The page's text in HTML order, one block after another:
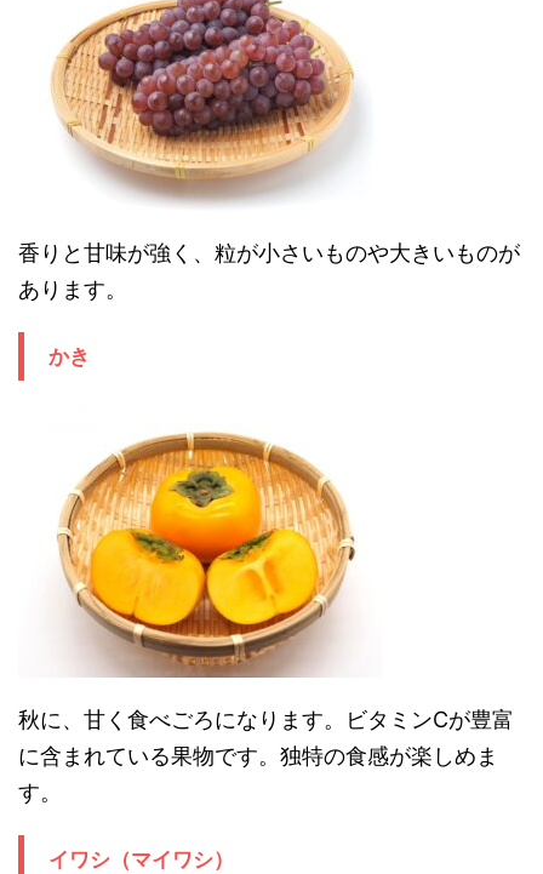
香りと甘味が強く、粒が小さいものや大きいものが
あります。
かき
秋に、甘く食べごろになります。ビタミンCが豊富
に含まれている果物です。独特の食感が楽しめま
す。
イワシ（マイワシ）